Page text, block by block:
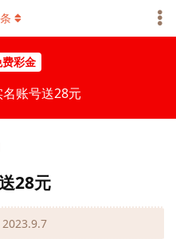
彩金
账号送28元
条
28元